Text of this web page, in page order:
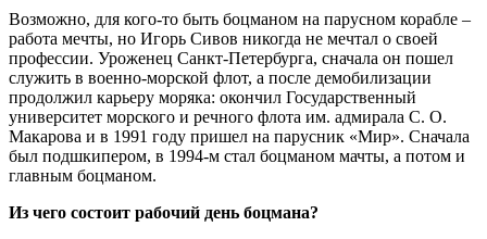
Возможно, для кого-то быть боцманом на парусном корабле –
работа мечты, но Игорь Сивов никогда не мечтал о своей
профессии. Уроженец Санкт-Петербурга, сначала он пошел
служить в военно-морской флот, а после демобилизации
продолжил карьеру моряка: окончил Государственный
университет морского и речного флота им. адмирала С. О.
Макарова и в 1991 году пришел на парусник «Мир». Сначала
был подшкипером, в 1994-м стал боцманом мачты, а потом и
главным боцманом.
Из чего состоит рабочий день боцмана?